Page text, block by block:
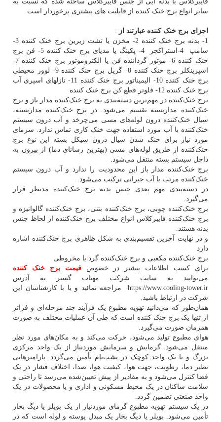
سایر انواع برج خنک کننده از قابلیت های بیشتری برخوردار است .
اجزای برج خنک کننده عبارتند از :
1- بدنه برج خنک کننده 2- مخزن یا تشت زیرین برج خنک کننده 3-
سامپ 4-استراکچر 4- پکینگ یا مدیای برج خنک کننده 5- فن برج
خنک کننده 6- موتور گرداننده فن یا الکتروموتور برج خنک کننده 7-
اسپرینکلر برج خنک کننده 8- گریل برج خنک کننده 9- لوور محیطی
برج خنک کننده 10- الیمیناتور برج خنک کننده 11- نازلهای اسپری آب
برج خنک کننده 12- فلوتر قطع کن برج خنک کننده
برج خنک‌کننده در مهم‌ترین دسته‌بندی به برج خنک‌کننده مدار باز و برج
خنک‌کننده مداربسته تقسیم می‌شود. در برج خنک‌کننده مداربسته،
سیال خنک‌کننده درون لوله‌های مسی می‌چرخد و آب درون سیستم
خنک‌کننده با آب مورد استفاده جهت خنک کاری تماس ندارد. سرمای
مورد نیاز برای خنک شدن سیال درون سیکل بسته این نوع برج
خنک‌کننده از طریق لوله‌های مسی (بهترین رسانای دما) از بیرون به
داخل سیستم بسته منتقل می‌شود.
برج خنک‌کننده مدار باز این محدودیت را ندارد و آب درون سیستم
خنک‌کننده مرتب با آب جبرانی ترکیب می‌شود.
در دسته‌بندی مهم بعدی جنس بدنه برج خنک‌کننده مدنظر قرار
می‌گیرد.
برج خنک‌کننده چوبی، برج خنک‌کننده بتنی، برج خنک‌کننده گالوانیزه و
برج خنک‌کننده فایبرکلاس انواع مختلف برج خنک‌کننده از لحاظ جنس
بدنه هستند.
و در نهایت آخرین تقسیم‌بندی به شکل ظاهری برج خنک‌کننده اشاره
دارد
برج خنک‌کننده مکعبی و برج خنک‌کننده گرد یا مخروطی
برای کسب اطلاعات بیشتر در خصوصقیمت برج خنک کننده
می‌توانید به سایت شرکت مهتاب گستر به آدرس
https://www.cooling-tower.ir مراجعه نمائید و یا با کارشناسان این
شرکت در ارتباط باشید.
همان‌طور که می‌دانید تهویه مطبوع یک فرآیند چند مرحله‌ای و فراتر
از تنها یک برج خنک کننده است که طی آن عملیات مختلف به صورت
همزمان صورت می‌گیرد.
هوای مطبوع تولید می‌شود، حرکت می‌کند و به مکان‌های مورد نظر
منتقل می‌شود. گرمایش و سرمایش موردنیاز از یک واحد مرکزی
بزرگ و یا یک واحد کوچک در پشت‌بام تأمین می‌گردد. پارامترهایی
نظیر دما، رطوبت، جهت هوا، کیفیت هوا، صدا، اختلاف فشار در یک
فضا کنترل می‌شود و به مقادیر از پیش تعیین‌شده می‌رسد تا راحتی و
سلامت ساکنان در یک محیط مسکونی و اداری و یا محصولات در یک
واحد صنعتی تضمین گردد.
در یک سیستم تهویه مطبوع گرمای موردنیاز از یک بویلر یا دیگ بخار
تأمین می‌شود. بویلر یا دیگ بخار یک مبدل پوسته و لوله است که در